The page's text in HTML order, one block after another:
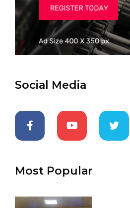
Social Media
Most Popular